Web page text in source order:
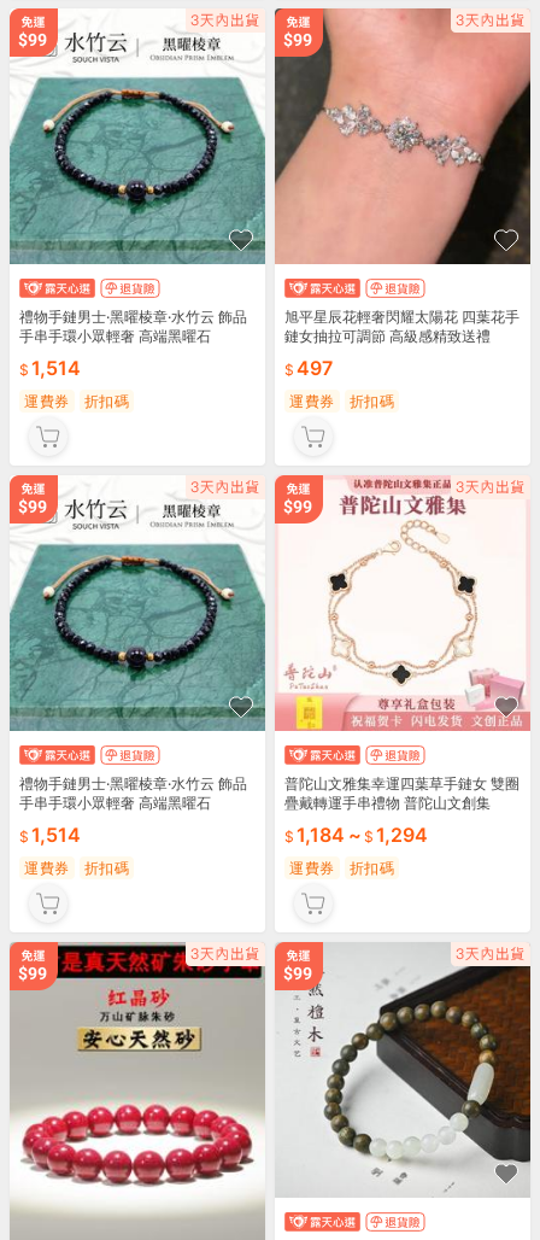
禮物手鏈男士·黑曜棱章·水竹云 飾品
手串手環小眾輕奢 高端黑曜石
1,514
運費券 折扣碼
旭平星辰花輕奢閃耀太陽花 四葉花手
鏈女抽拉可調節 高級感精致送禮
497
運費券 折扣碼
禮物手鏈男士·黑曜棱章·水竹云 飾品
手串手環小眾輕奢 高端黑曜石
1,514
運費券 折扣碼
普陀山文雅集幸運四葉草手鏈女 雙圈
疊戴轉運手串禮物 普陀山文創集
1,184 ~ 1,294
運費券 折扣碼